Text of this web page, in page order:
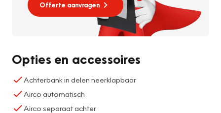
Offerte aanvragen
Opties en accessoires
Achterbank in delen neerklapbaar
Airco automatisch
Airco separaat achter